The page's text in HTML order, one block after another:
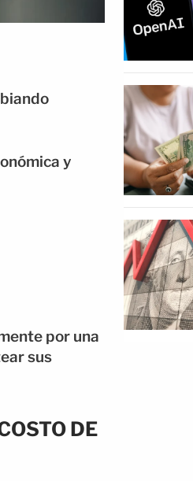
y
por una
sus
DE